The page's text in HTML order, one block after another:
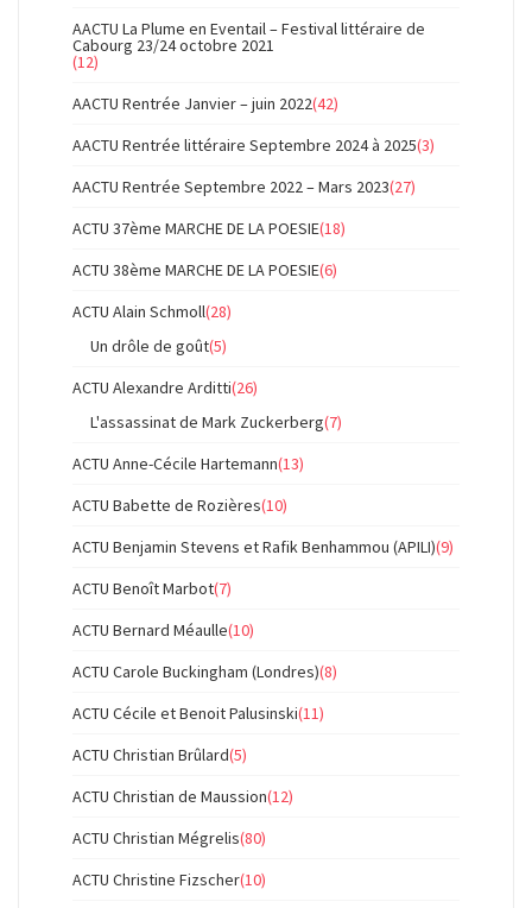
AACTU La Plume en Eventail – Festival littéraire de
Cabourg 23/24 octobre 2021
(12)
AACTU Rentrée Janvier – juin 2022(42)
AACTU Rentrée littéraire Septembre 2024 à 2025(3)
AACTU Rentrée Septembre 2022 – Mars 2023(27)
ACTU 37ème MARCHE DE LA POESIE(18)
ACTU 38ème MARCHE DE LA POESIE(6)
ACTU Alain Schmoll(28)
Un drôle de goût(5)
ACTU Alexandre Arditti(26)
L'assassinat de Mark Zuckerberg(7)
ACTU Anne-Cécile Hartemann(13)
ACTU Babette de Rozières(10)
ACTU Benjamin Stevens et Rafik Benhammou (APILI)(9)
ACTU Benoît Marbot(7)
ACTU Bernard Méaulle(10)
ACTU Carole Buckingham (Londres)(8)
ACTU Cécile et Benoit Palusinski(11)
ACTU Christian Brûlard(5)
ACTU Christian de Maussion(12)
ACTU Christian Mégrelis(80)
ACTU Christine Fizscher(10)